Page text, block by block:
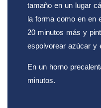
tamaño en un lugar
la forma como en en
20 minutos más y
espolvorear azúcar y
En un horno
minutos.